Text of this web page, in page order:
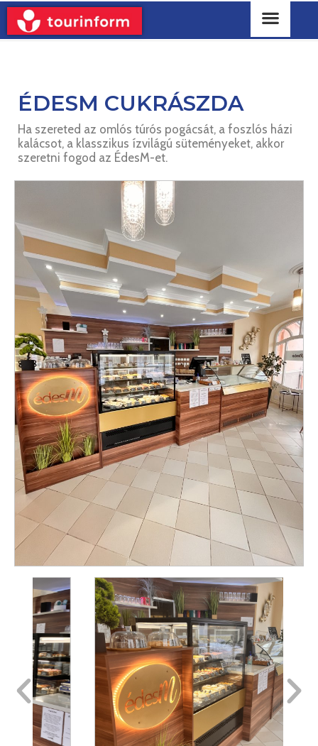
ÉDESM CUKRÁSZDA
Ha szereted az omlós túrós pogácsát, a foszlós házi
kalácsot, a klasszikus ízvilágú süteményeket, akkor
szeretni fogod az ÉdesM-et.